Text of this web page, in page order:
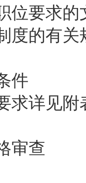
位要求
度的有
件
求详见附
审查